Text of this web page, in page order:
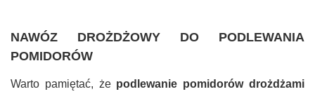
NAWÓZ DROŻDŻOWY DO PODLEWANIA
POMIDORÓW
Warto pamiętać, że podlewanie pomidorów drożdżami